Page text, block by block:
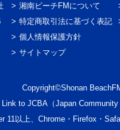
湘南ビーチFMについて
特定商取引法に基づく表記
個人情報保護方針
サイトマップ
Copyright©Shonan
Link to JCBA（Japan Community
11以上、Chrome・Firefox・